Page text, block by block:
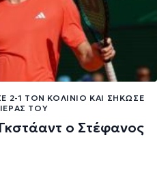
2-1 ΤΟΝ ΚΟΛΙΝΙΌ ΚΑΙ ΣΉΚΩΣΕ
ΤΟΥ
ο Στέφανος